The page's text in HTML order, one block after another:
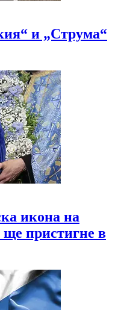
и „Струма“
икона на
ще пристигне в